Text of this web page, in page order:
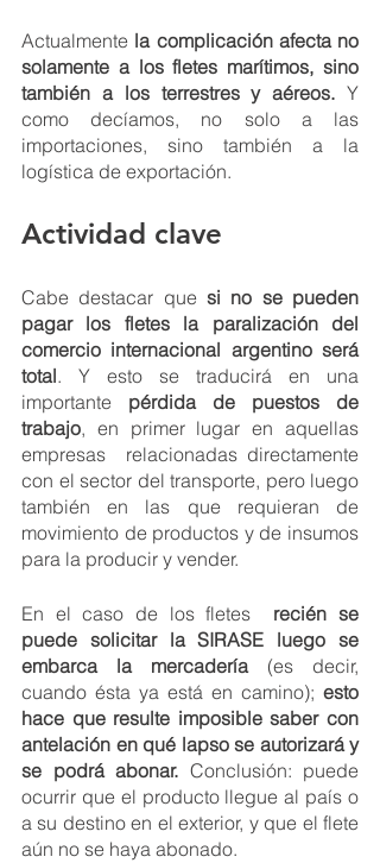
Actualmente la complicación afecta no
solamente a los fletes marítimos, sino
también a los terrestres y aéreos. Y
como decíamos, no solo a las
importaciones, sino también a la
logística de exportación.
Actividad clave
Cabe destacar que si no se pueden
pagar los fletes la paralización del
comercio internacional argentino será
total. Y esto se traducirá en una
importante pérdida de puestos de
trabajo, en primer lugar en aquellas
empresas  relacionadas directamente
con el sector del transporte, pero luego
también en las que requieran de
movimiento de productos y de insumos
para la producir y vender.
En el caso de los fletes
recién se
puede solicitar la SIRASE luego se
embarca la mercadería (es decir,
cuando ésta ya está en camino); esto
hace que resulte imposible saber con
antelación en qué lapso se autorizará y
se podrá abonar. Conclusión: puede
ocurrir que el producto llegue al país o
a su destino en el exterior, y que el flete
aún no se haya abonado.